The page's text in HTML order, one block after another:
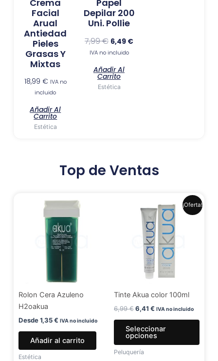
Crema
Facial
Arual
Antiedad
Pieles
Grasas Y
Mixtas
18,99 € IVA no
incluido
Añadir Al
Carrito
Estética
Papel
Depilar 200
Uni. Pollie
7,99€ 6,49 €
IVA no incluido
Añadir Al
Carrito
Estética
Top de Ventas
Rolon Cera Azuleno
H2oakua
Desde1,35€ IVA no incluido
Añadir al carrito
Estética
¡Oferta!
Tinte Akua color 100ml
6,99€
precio
original
era:
6,99 €.
6,41 €
precio
actual
es:
6,41 €.
IVA no incluido
Seleccionar
opciones
Este
en
Peluquería